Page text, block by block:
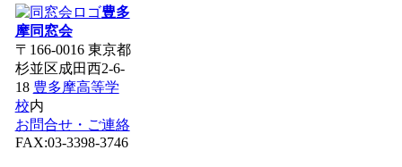
豊多
摩同窓会
〒166-0016 東京都
杉並区成田西2-6-
18 豊多摩高等学
校内
お問合せ・ご連絡
FAX:03-3398-3746